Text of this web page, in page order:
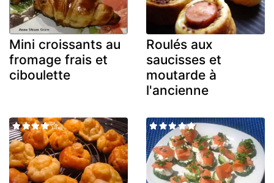
Mini croissants au
fromage frais et
ciboulette
Roulés aux
saucisses et
moutarde à
l'ancienne